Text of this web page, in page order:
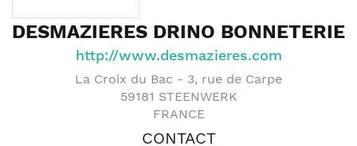
DESMAZIERES DRINO BONNETERIE
http://www.desmazieres.com
La Croix du Bac - 3, rue de Carpe
59181 STEENWERK
FRANCE
CONTACT